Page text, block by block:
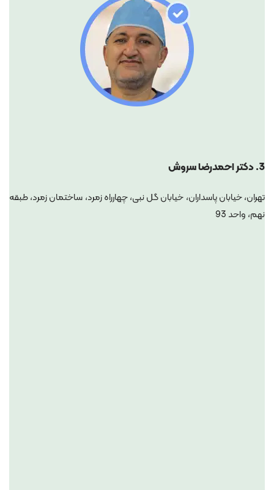
3. دکتر احمدرضا سروش
تهران، خیابان پاسداران، خیابان گل نبی، چهارراه زمرد، ساختمان زمرد، طبقه
نهم، واحد 93